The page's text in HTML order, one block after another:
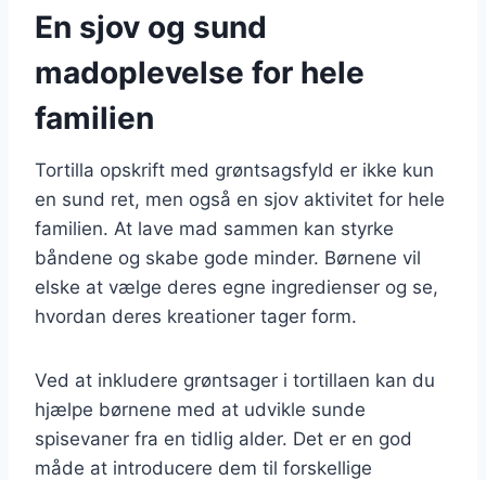
En sjov og sund
madoplevelse for hele
familien
Tortilla opskrift med grøntsagsfyld er ikke kun
en sund ret, men også en sjov aktivitet for hele
familien. At lave mad sammen kan styrke
båndene og skabe gode minder. Børnene vil
elske at vælge deres egne ingredienser og se,
hvordan deres kreationer tager form.
Ved at inkludere grøntsager i tortillaen kan du
hjælpe børnene med at udvikle sunde
spisevaner fra en tidlig alder. Det er en god
måde at introducere dem til forskellige